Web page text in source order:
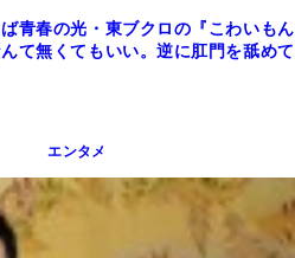
青春の光・東ブクロの『こわいもん
て無くてもいい。逆に肛門を舐めて
エンタメ